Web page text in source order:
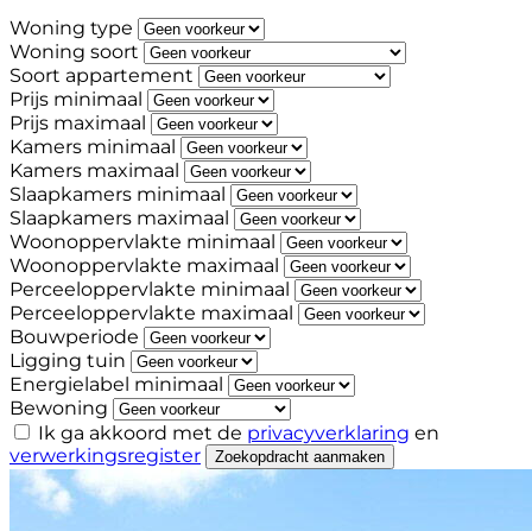
Woning type
Woning soort
Soort appartement
Prijs minimaal
Prijs maximaal
Kamers minimaal
Kamers maximaal
Slaapkamers minimaal
Slaapkamers maximaal
Woonoppervlakte minimaal
Woonoppervlakte maximaal
Perceeloppervlakte minimaal
Perceeloppervlakte maximaal
Bouwperiode
Ligging tuin
Energielabel minimaal
Bewoning
Ik ga akkoord met de privacyverklaring en
verwerkingsregister
Zoekopdracht aanmaken